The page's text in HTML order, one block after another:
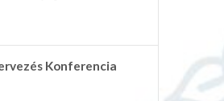
Konferencia